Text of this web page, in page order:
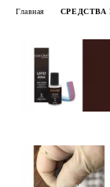
Главная